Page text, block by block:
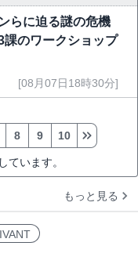
らに迫る謎の危機
課のワークショップ
[08月07日18時30分]
ています。
8 9 10
もっと見る